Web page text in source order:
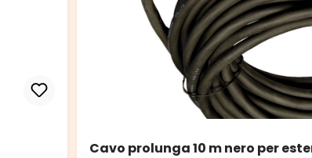
Cavo prolunga 10 m nero per